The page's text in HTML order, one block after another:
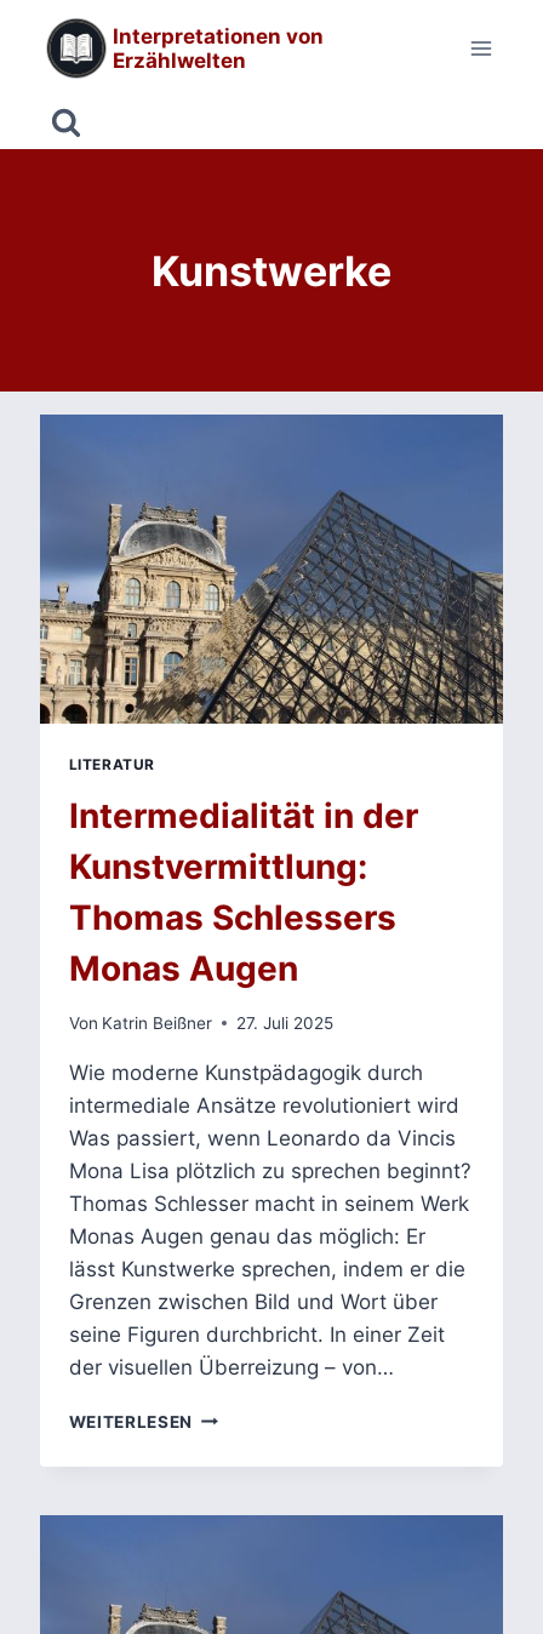
Inhalt
springen
Interpretationen von
Erzählwelten
Kunstwerke
LITERATUR
Intermedialität in der
Kunstvermittlung:
Thomas Schlessers
Monas Augen
Von Katrin Beißner 27. Juli 2025
Wie moderne Kunstpädagogik durch
intermediale Ansätze revolutioniert wird
Was passiert, wenn Leonardo da Vincis
Mona Lisa plötzlich zu sprechen beginnt?
Thomas Schlesser macht in seinem Werk
Monas Augen genau das möglich: Er
lässt Kunstwerke sprechen, indem er die
Grenzen zwischen Bild und Wort über
seine Figuren durchbricht. In einer Zeit
der visuellen Überreizung – von…
WEITERLESEN INTERMEDIALITÄT
DER
THOMAS